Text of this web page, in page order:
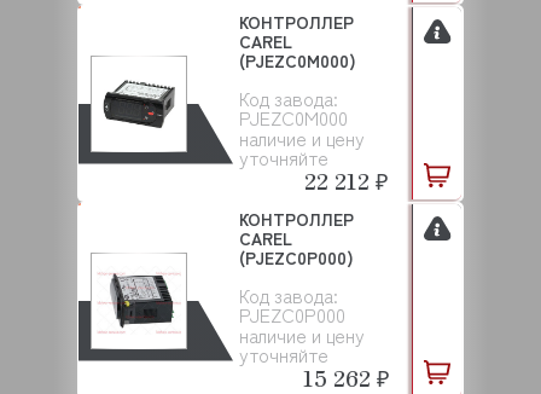
Код завода:
PJEZC0M000
наличие и цену
уточняйте
КОНТРОЛЛЕР
CAREL
(PJEZC0M000)
22 212 ₽
Код завода:
PJEZC0P000
наличие и цену
уточняйте
КОНТРОЛЛЕР
CAREL
(PJEZC0P000)
15 262 ₽